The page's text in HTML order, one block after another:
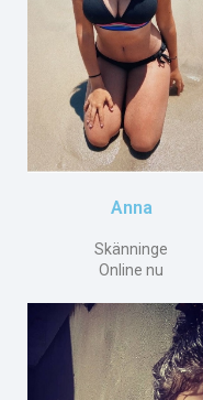
Anna
Skänninge
Online nu